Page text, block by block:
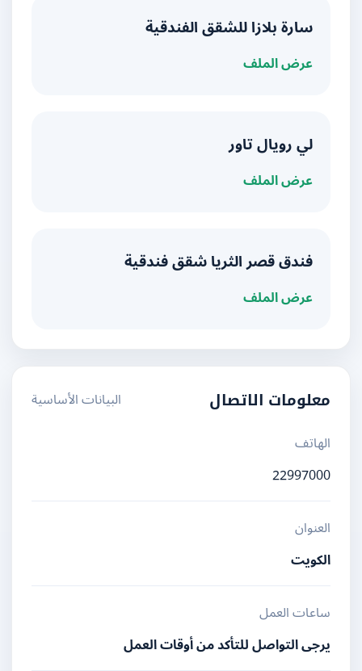
سارة بلازا للشقق الفندقية
عرض الملف
لي رويال تاور
عرض الملف
فندق قصر الثريا شقق فندقية
عرض الملف
معلومات الاتصال
البيانات الأساسية
الهاتف
22997000
العنوان
الكويت
ساعات العمل
يرجى التواصل للتأكد من أوقات العمل